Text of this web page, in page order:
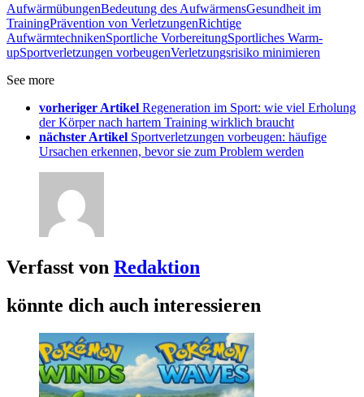
AufwärmübungenBedeutung des AufwärmensGesundheit im
TrainingPrävention von VerletzungenRichtige
AufwärmtechnikenSportliche VorbereitungSportliches Warm-
upSportverletzungen vorbeugenVerletzungsrisiko minimieren
See more
vorheriger Artikel Regeneration im Sport: wie viel Erholung
der Körper nach hartem Training wirklich braucht
nächster Artikel Sportverletzungen vorbeugen: häufige
Ursachen erkennen, bevor sie zum Problem werden
Verfasst von Redaktion
könnte dich auch interessieren